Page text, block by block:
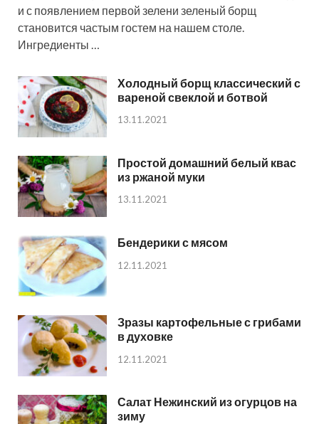
и с появлением первой зелени зеленый борщ
становится частым гостем на нашем столе.
Ингредиенты …
Холодный борщ классический с
вареной свеклой и ботвой
13.11.2021
Простой домашний белый квас
из ржаной муки
13.11.2021
Бендерики с мясом
12.11.2021
Зразы картофельные с грибами
в духовке
12.11.2021
Салат Нежинский из огурцов на
зиму